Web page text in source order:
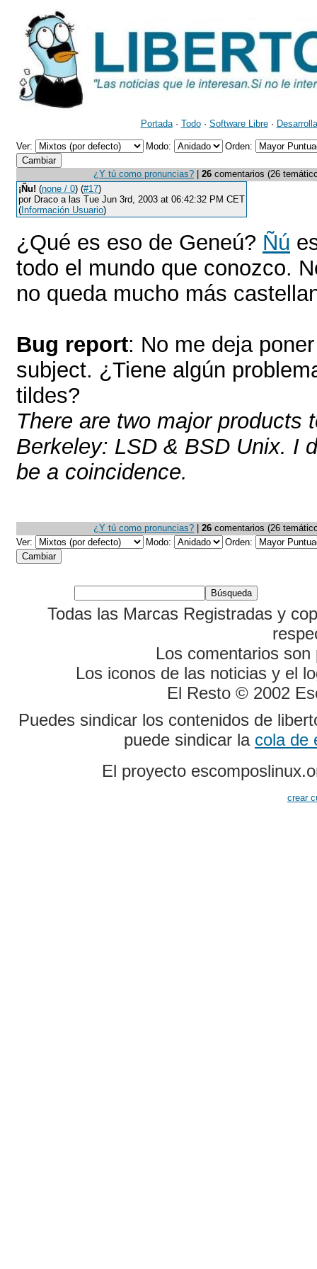
Portada· Todo· Software Libre·
Ver: Modo: Orden:
¿Y tú como pronuncias? 26 comentarios (26
¡Ñu! (none / 0) (#17)
por Draco a las Tue Jun 3rd, 2003 at 06:42:32 PM CET
( Información Usuario)
¿Qué es eso de Geneú? Ñú
todo el mundo que conozco.
no queda mucho más
Bug report: No me deja
subject. ¿Tiene algún
tildes?
There are two major products
Berkeley: LSD & BSD Unix. I
be a coincidence.
¿Y tú como pronuncias? 26 comentarios (26
Ver:
Modo: Orden:
Todas las Marcas Registradas y
Los comentarios
Los iconos de las noticias y el
El Resto © 2002
Puedes sindicar los contenidos de
puede sindicar la cola de
El proyecto
crear